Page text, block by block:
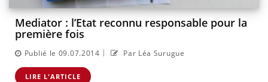
Mediator : l’Etat reconnu responsable pour la
première fois
Publié le 09.07.2014 | Par Léa Surugue
LIRE L'ARTICLE